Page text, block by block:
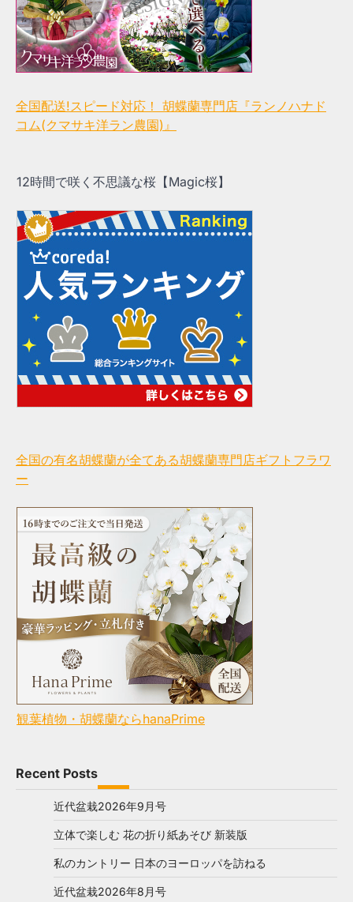
全国配送!スピード対応！ 胡蝶蘭専門店『ランノハナド
コム(クマサキ洋ラン農園)』
12時間で咲く不思議な桜【Magic桜】
全国の有名胡蝶蘭が全てある胡蝶蘭専門店ギフトフラワ
ー
観葉植物・胡蝶蘭ならhanaPrime
Recent Posts
近代盆栽2026年9月号
立体で楽しむ 花の折り紙あそび 新装版
私のカントリー 日本のヨーロッパを訪ねる
近代盆栽2026年8月号